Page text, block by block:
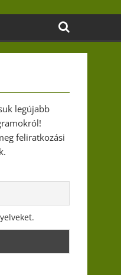
legújabb
feliratkozási